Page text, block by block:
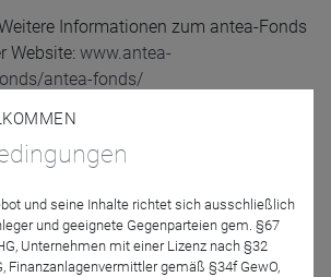
Informationen zum antea-Fonds
Website: www.antea-
antea-fonds/
und seine Inhalte richtet sich ausschließlich
und geeignete Gegenparteien gem. §67
Unternehmen mit einer Lizenz nach §32
Finanzanlagenvermittler gemäß §34f GewO,